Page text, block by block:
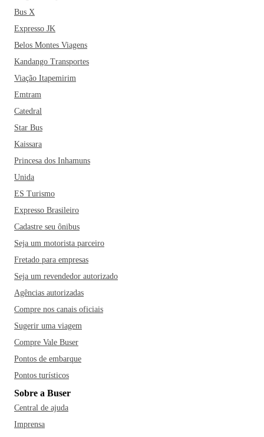
Bus X
Expresso JK
Belos Montes Viagens
Kandango Transportes
Viação Itapemirim
Emtram
Catedral
Star Bus
Kaissara
Princesa dos Inhamuns
Unida
ES Turismo
Expresso Brasileiro
Cadastre seu ônibus
Seja um motorista parceiro
Fretado para empresas
Seja um revendedor autorizado
Agências autorizadas
Compre nos canais oficiais
Sugerir uma viagem
Compre Vale Buser
Pontos de embarque
Pontos turísticos
Sobre a Buser
Central de ajuda
Imprensa